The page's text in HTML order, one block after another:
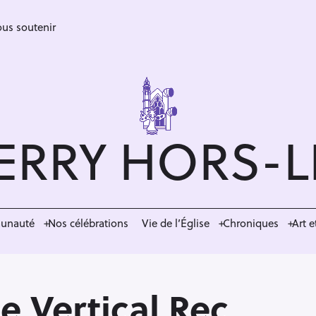
soutenir
HORS-
Nos célébrations Vie de l’Église Chroniques Art